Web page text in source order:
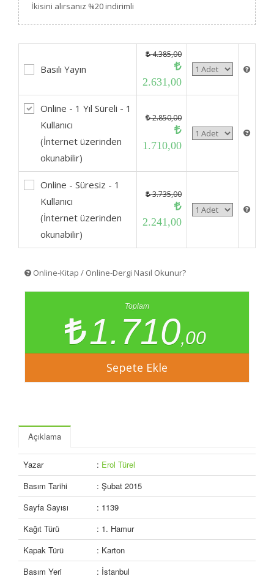
İkisini alırsanız %20 indirimli
Basılı Yayın
4.385,00
2.631,00
Online - 1 Yıl Süreli - 1
Kullanıcı
(İnternet üzerinden
okunabilir)
2.850,00
1.710,00
Online - Süresiz - 1
Kullanıcı
(İnternet üzerinden
okunabilir)
3.735,00
2.241,00
Online-Kitap / Online-Dergi Nasıl Okunur?
Toplam
1.710,00
Açıklama
Yazar : Erol Türel
Basım Tarihi
: Şubat 2015
Sayfa Sayısı
: 1139
Kağıt Türü
: 1. Hamur
Kapak Türü
: Karton
Basım Yeri
: İstanbul